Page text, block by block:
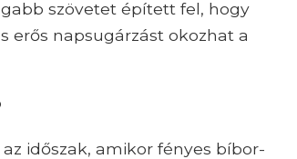
szövetet épített fel, hogy
erős napsugárzást okozhat a
időszak, amikor fényes bíbor-